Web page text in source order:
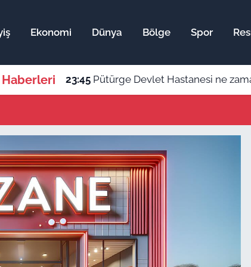
Ekonomi Dünya Bölge Spor
Haberleri 23:45 Pütürge Devlet Hastanesi ne